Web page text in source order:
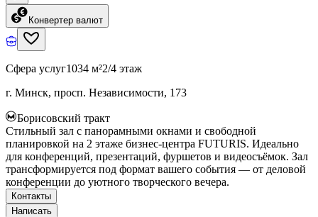
Конвертер валют
Сфера услуг1034 м²2/4 этаж
г. Минск, просп. Независимости, 173
Борисовский тракт
Стильный зал с панорамными окнами и свободной
планировкой на 2 этаже бизнес-центра FUTURIS. Идеально
для конференций, презентаций, фуршетов и видеосъёмок. Зал
трансформируется под формат вашего события — от деловой
конференции до уютного творческого вечера.
Контакты
Написать